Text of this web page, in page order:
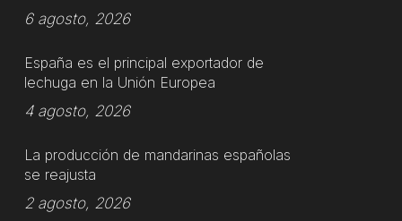
6 agosto, 2026
España es el principal exportador de
lechuga en la Unión Europea
4 agosto, 2026
La producción de mandarinas españolas
se reajusta
2 agosto, 2026